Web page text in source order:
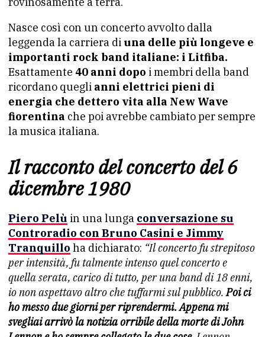
Nasce così con un concerto avvolto dalla
leggenda la carriera di una delle più longeve e
importanti rock band italiane: i Litfiba.
Esattamente 40 anni dopo i membri della band
ricordano quegli anni elettrici pieni di
energia che dettero vita alla New Wave
fiorentina che poi avrebbe cambiato per sempre
la musica italiana.
Il racconto del concerto del 6
dicembre 1980
Piero Pelù in una lunga conversazione su
Controradio con Bruno Casini e Jimmy
Tranquillo ha dichiarato: “Il concerto fu strepitoso
per intensità, fu talmente intenso quel concerto e
quella serata, carico di tutto, per una band di 18 enni,
io non aspettavo altro che tuffarmi sul pubblico.Poi ci
ho messo due giorni per riprendermi. Appena mi
svegliai arrivò la notizia orribile della morte di John